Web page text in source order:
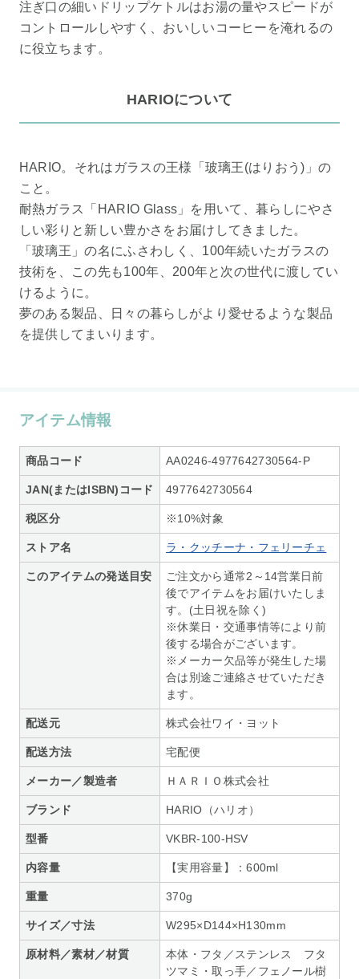
注ぎ口の細いドリップケトルはお湯の量やスピードが
コントロールしやすく、おいしいコーヒーを淹れるの
に役立ちます。
HARIOについて
HARIO。それはガラスの王様「玻璃王(はりおう)」の
こと。
耐熱ガラス「HARIO Glass」を用いて、暮らしにやさ
しい彩りと新しい豊かさをお届けしてきました。
「玻璃王」の名にふさわしく、100年続いたガラスの
技術を、この先も100年、200年と次の世代に渡してい
けるように。
夢のある製品、日々の暮らしがより愛せるような製品
を提供してまいります。
アイテム情報
商品コード AA0246-4977642730564-P
JAN(またはISBN)コード 4977642730564
税区分 ※10%対象
ストア名 ラ・クッチーナ・フェリーチェ
このアイテムの発送目安
ご注文から通常2～14営業日前
後でアイテムをお届けいたしま
す。(土日祝を除く)
※休業日・交通事情等により前
後する場合がございます。
※メーカー欠品等が発生した場
合は別途ご連絡させていただき
ます。
配送元 株式会社ワイ・ヨット
配送方法 宅配便
メーカー／製造者 ＨＡＲＩＯ株式会社
ブランド HARIO（ハリオ）
型番 VKBR-100-HSV
内容量 【実用容量】：600ml
重量 370g
サイズ／寸法 W295×D144×H130mm
原材料／素材／材質
本体・フタ／ステンレス フタ
ツマミ・取っ手／フェノール樹